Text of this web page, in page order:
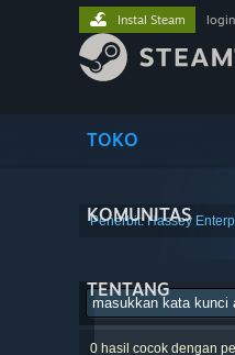
TOKO
KOMUNITAS
TENTANG
Instal Steam login
Penerbit: Hassey
0 hasil cocok dengan